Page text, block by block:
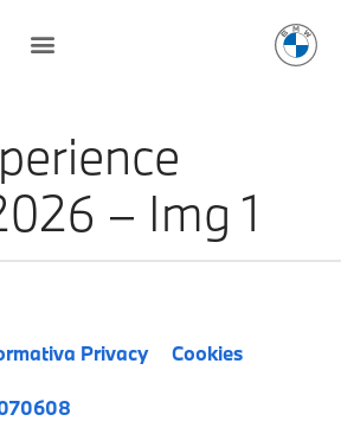
– Img 1
Privacy Cookies